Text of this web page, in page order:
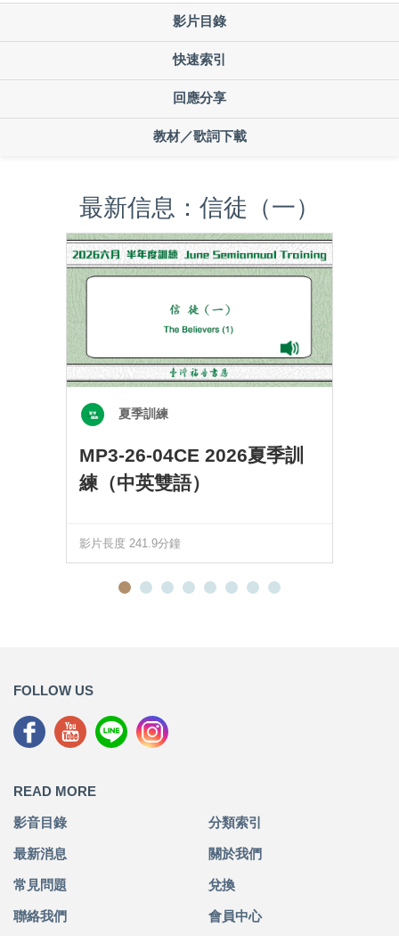
影片目錄
快速索引
回應分享
教材／歌詞下載
最新信息：信徒（一）
夏季訓練
MP3-26-04CE 2026夏季訓
練（中英雙語）
影片長度 241.9分鐘
FOLLOW US
READ MORE
影音目錄 分類索引
最新消息 關於我們
常見問題 兌換
聯絡我們 會員中心